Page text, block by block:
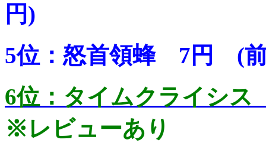
円)
5位：怒首領蜂 7円 (前
6位：タイムクライシ
※レビューあり